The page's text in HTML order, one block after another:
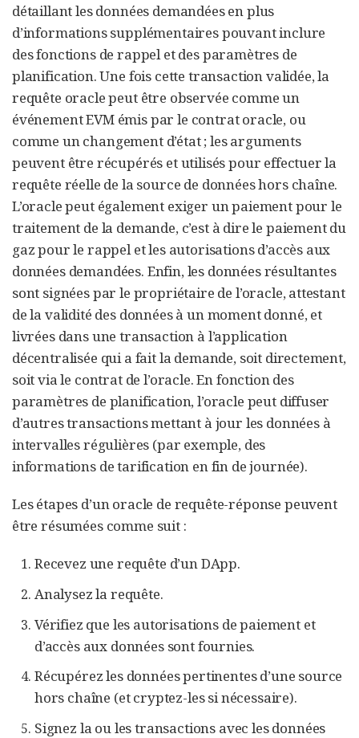
détaillant les données demandées en plus
d’informations supplémentaires pouvant inclure
des fonctions de rappel et des paramètres de
planification. Une fois cette transaction validée, la
requête oracle peut être observée comme un
événement EVM émis par le contrat oracle, ou
comme un changement d’état ; les arguments
peuvent être récupérés et utilisés pour effectuer la
requête réelle de la source de données hors chaîne.
L’oracle peut également exiger un paiement pour le
traitement de la demande, c’est à dire le paiement du
gaz pour le rappel et les autorisations d’accès aux
données demandées. Enfin, les données résultantes
sont signées par le propriétaire de l’oracle, attestant
de la validité des données à un moment donné, et
livrées dans une transaction à l’application
décentralisée qui a fait la demande, soit directement,
soit via le contrat de l’oracle. En fonction des
paramètres de planification, l’oracle peut diffuser
d’autres transactions mettant à jour les données à
intervalles régulières (par exemple, des
informations de tarification en fin de journée).
Les étapes d’un oracle de requête-réponse peuvent
être résumées comme suit :
Recevez une requête d’un DApp.
Analysez la requête.
Vérifiez que les autorisations de paiement et
d’accès aux données sont fournies.
Récupérez les données pertinentes d’une source
hors chaîne (et cryptez-les si nécessaire).
Signez la ou les transactions avec les données